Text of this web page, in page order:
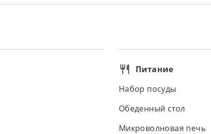
Питание
Набор посуды
Обеденный стол
Микроволновая печь